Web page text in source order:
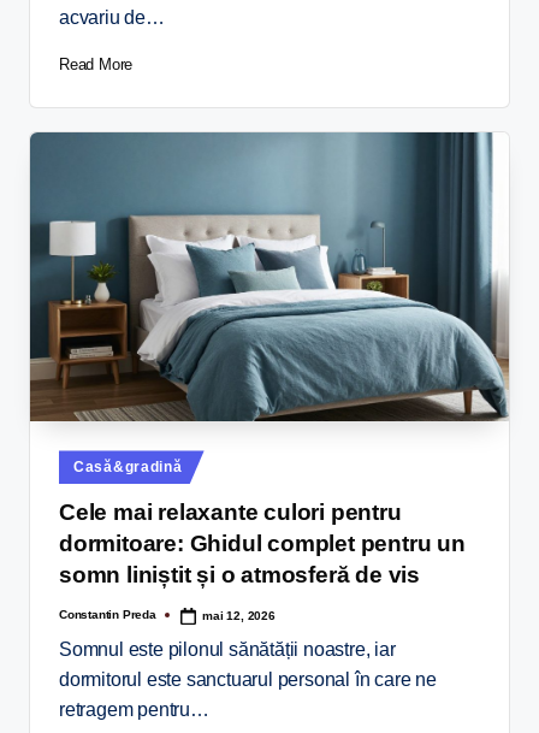
acvariu de…
Read More
Casă&gradină
Cele mai relaxante culori pentru
dormitoare: Ghidul complet pentru un
somn liniștit și o atmosferă de vis
Constantin Preda mai 12, 2026
Somnul este pilonul sănătății noastre, iar
dormitorul este sanctuarul personal în care ne
retragem pentru…